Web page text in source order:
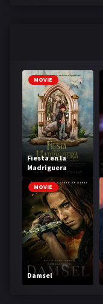
MOVIE
Fiesta en la
Madriguera
MOVIE
Damsel